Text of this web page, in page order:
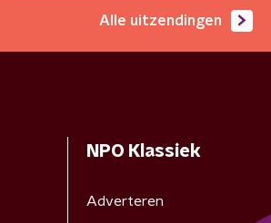
Alle uitzendingen
NPO Klassiek
Adverteren